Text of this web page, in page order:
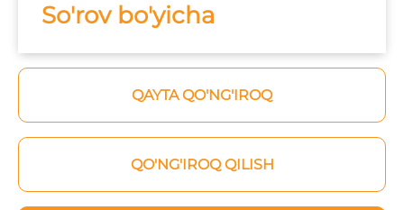
So'rov bo'yicha
QAYTA QO'NG'IROQ
QO'NG'IROQ QILISH